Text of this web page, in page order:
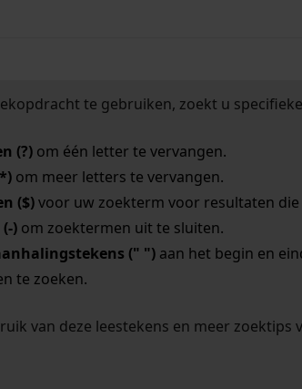
te gebruiken, zoekt u
(?)om één letter te vervangen.
om meer letters te vervangen.
($)voor uw zoekterm voor resultaten die
)om zoektermen uit te sluiten.
(" ")aan het begin en
te zoeken.
van deze leestekens en meer zoektips